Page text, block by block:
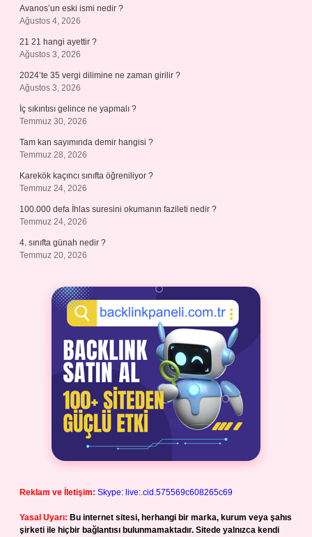
Avanos’un eski ismi nedir ?
Ağustos 4, 2026
21 21 hangi ayettir ?
Ağustos 3, 2026
2024’te 35 vergi dilimine ne zaman girilir ?
Ağustos 3, 2026
İç sıkıntısı gelince ne yapmalı ?
Temmuz 30, 2026
Tam kan sayımında demir hangisi ?
Temmuz 28, 2026
Karekök kaçıncı sınıfta öğreniliyor ?
Temmuz 24, 2026
100.000 defa İhlas suresini okumanın fazileti nedir ?
Temmuz 24, 2026
4. sınıfta günah nedir ?
Temmuz 20, 2026
Reklam ve İletişim: Skype: live:.cid.575569c608265c69
Yasal Uyarı: Bu internet sitesi, herhangi bir marka, kurum veya şahıs
şirketi ile hiçbir bağlantısı bulunmamaktadır. Sitede yalnızca kendi